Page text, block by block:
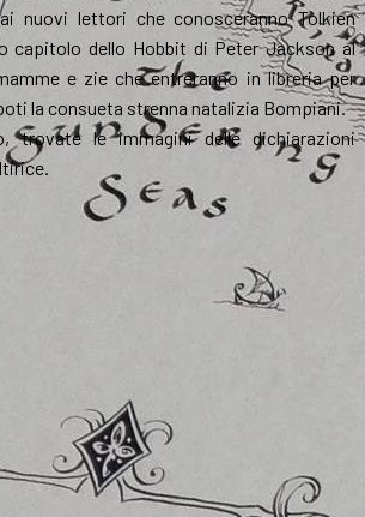
nuovi lettori che conosceranno Tolkien
capitolo dello Hobbit di Peter Jackson al
e zie che entreranno in libreria per
la consueta strenna natalizia Bompiani.
trovate le immagini delle dichiarazioni